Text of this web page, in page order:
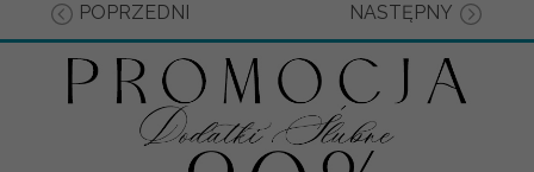
POPRZEDNI NASTĘPNY